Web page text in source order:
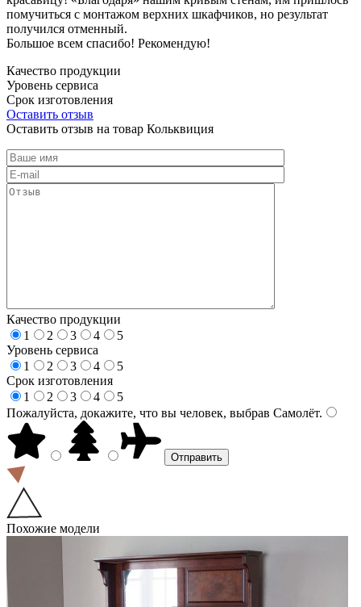
помучиться с монтажом верхних шкафчиков, но результат
получился отменный.
Большое всем спасибо! Рекомендую!
Качество продукции
Уровень сервиса
Срок изготовления
Оставить отзыв
Оставить отзыв на товар Кольквиция
Качество продукции
1
2 3 4
5
Уровень сервиса
1
2 3 4
5
Срок изготовления
1
2 3 4
5
Пожалуйста, докажите, что вы человек, выбрав Самолёт.
Похожие модели